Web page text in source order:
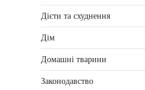
Дієти та схуднення
Дім
Домашні тварини
Законодавство